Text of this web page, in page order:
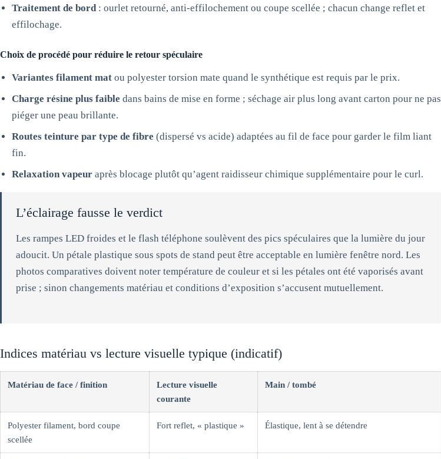
Traitement de bord: ourlet retourné, anti-effilochement ou coupe scellée ; chacun change reflet et
effilochage.
Choix de procédé pour réduire le retour spéculaire
Variantes filament mat ou polyester torsion mate quand le synthétique est requis par le prix.
Charge résine plus faible dans bains de mise en forme ; séchage air plus long avant carton pour ne pas
piéger une peau brillante.
Routes teinture par type de fibre (dispersé vs acide) adaptées au fil de face pour garder le film liant
fin.
Relaxation vapeur après blocage plutôt qu’agent raidisseur chimique supplémentaire pour le curl.
L’éclairage fausse le verdict
Les rampes LED froides et le flash téléphone soulèvent des pics spéculaires que la lumière du jour
adoucit. Un pétale plastique sous spots de stand peut être acceptable en lumière fenêtre nord. Les
photos comparatives doivent noter température de couleur et si les pétales ont été vaporisés avant
prise ; sinon changements matériau et conditions d’exposition s’accusent mutuellement.
Indices matériau vs lecture visuelle typique (indicatif)
Matériau de face / finition
Lecture visuelle
courante
Main / tombé
Polyester filament, bord coupe
scellée
Fort reflet, « plastique » Élastique, lent à se détendre